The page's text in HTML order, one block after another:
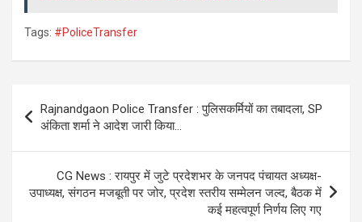
o
k
p
p
Tags: #PoliceTransfer
navigation
Rajnandgaon Police Transfer : पुलिसकर्मियों का तबादला, SP
अंकिता शर्मा ने आदेश जारी किया…
CG News : रायपुर में जुटे प्रदेशभर के जनपद पंचायत अध्यक्ष-
उपाध्यक्ष, संगठन मजबूती पर जोर, प्रदेश स्तरीय सम्मेलन जल्द, बैठक में
कई महत्वपूर्ण निर्णय लिए गए